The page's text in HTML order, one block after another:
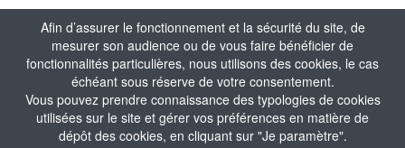
Afin d’assurer le fonctionnement et la sécurité du site, de
mesurer son audience ou de vous faire bénéficier de
fonctionnalités particulières, nous utilisons des cookies, le cas
échéant sous réserve de votre consentement.
Vous pouvez prendre connaissance des typologies de cookies
utilisées sur le site et gérer vos préférences en matière de
dépôt des cookies, en cliquant sur "Je paramètre".